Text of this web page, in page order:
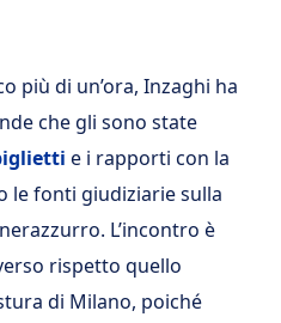
più di un’ora, Inzaghi ha
che gli sono state
e i rapporti con la
le fonti giudiziarie sulla
L’incontro è
rispetto quello
di Milano, poiché